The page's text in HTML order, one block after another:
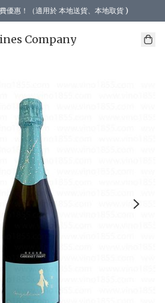
優惠！（適用於 本地送貨、本地取貨 )
Company